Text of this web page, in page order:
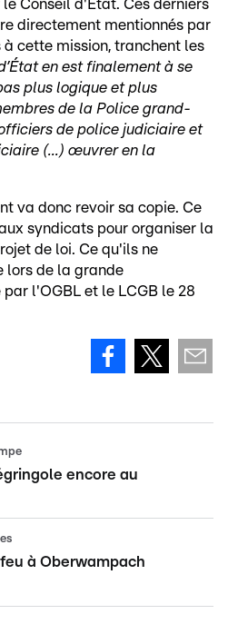
Conseil d'État. Ces derniers
directement mentionnés par
cette mission, tranchent les
en est finalement à se
plus logique et plus
de la Police grand-
de police judiciaire et
(...) œuvrer en la
va donc revoir sa copie. Ce
syndicats pour organiser la
de loi. Ce qu'ils ne
lors de la grande
l'OGBL et le LCGB le 28
encore au
à Oberwampach